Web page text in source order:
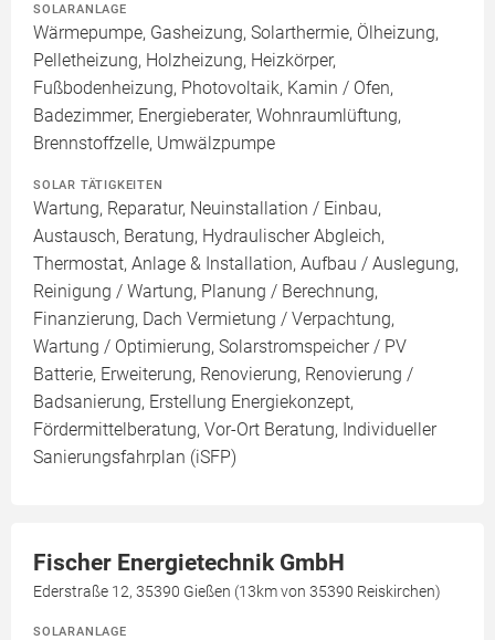
SOLARANLAGE
Wärmepumpe, Gasheizung, Solarthermie, Ölheizung,
Pelletheizung, Holzheizung, Heizkörper,
Fußbodenheizung, Photovoltaik, Kamin / Ofen,
Badezimmer, Energieberater, Wohnraumlüftung,
Brennstoffzelle, Umwälzpumpe
SOLAR TÄTIGKEITEN
Wartung, Reparatur, Neuinstallation / Einbau,
Austausch, Beratung, Hydraulischer Abgleich,
Thermostat, Anlage & Installation, Aufbau / Auslegung,
Reinigung / Wartung, Planung / Berechnung,
Finanzierung, Dach Vermietung / Verpachtung,
Wartung / Optimierung, Solarstromspeicher / PV
Batterie, Erweiterung, Renovierung, Renovierung /
Badsanierung, Erstellung Energiekonzept,
Fördermittelberatung, Vor-Ort Beratung, Individueller
Sanierungsfahrplan (iSFP)
Fischer Energietechnik GmbH
Ederstraße 12, 35390 Gießen (13km von 35390 Reiskirchen)
SOLARANLAGE